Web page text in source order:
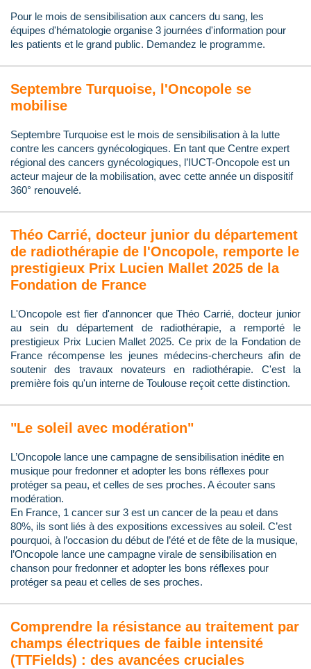
Pour le mois de sensibilisation aux cancers du sang, les
équipes d'hématologie organise 3 journées d'information pour
les patients et le grand public. Demandez le programme.
Septembre Turquoise, l'Oncopole se
mobilise
Septembre Turquoise est le mois de sensibilisation à la lutte
contre les cancers gynécologiques. En tant que Centre expert
régional des cancers gynécologiques, l’IUCT-Oncopole est un
acteur majeur de la mobilisation, avec cette année un dispositif
360° renouvelé.
Théo Carrié, docteur junior du département
de radiothérapie de l'Oncopole, remporte le
prestigieux Prix Lucien Mallet 2025 de la
Fondation de France
L'Oncopole est fier d'annoncer que Théo Carrié, docteur junior
au sein du département de radiothérapie, a remporté le
prestigieux Prix Lucien Mallet 2025. Ce prix de la Fondation de
France récompense les jeunes médecins-chercheurs afin de
soutenir des travaux novateurs en radiothérapie. C'est la
première fois qu'un interne de Toulouse reçoit cette distinction.
"Le soleil avec modération"
L’Oncopole lance une campagne de sensibilisation inédite en
musique pour fredonner et adopter les bons réflexes pour
protéger sa peau, et celles de ses proches. A écouter sans
modération.
En France, 1 cancer sur 3 est un cancer de la peau et dans
80%, ils sont liés à des expositions excessives au soleil. C’est
pourquoi, à l’occasion du début de l’été et de fête de la musique,
l’Oncopole lance une campagne virale de sensibilisation en
chanson pour fredonner et adopter les bons réflexes pour
protéger sa peau et celles de ses proches.
Comprendre la résistance au traitement par
champs électriques de faible intensité
(TTFields) : des avancées cruciales